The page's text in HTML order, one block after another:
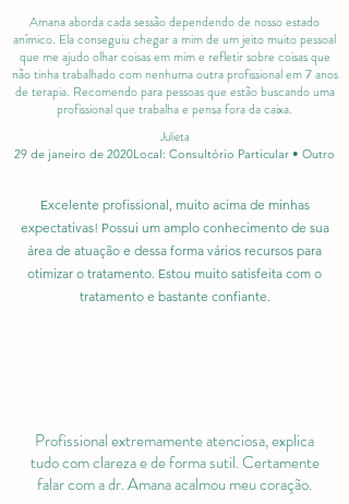
Amana aborda cada sessão dependendo de nosso estado
anímico. Ela conseguiu chegar a mim de um jeito muito pessoal
que me ajudo olhar coisas em mim e refletir sobre coisas que
não tinha trabalhado com nenhuma outra profissional em 7 anos
de terapia. Recomendo para pessoas que estão buscando uma
profissional que trabalha e pensa fora da caixa.
Julieta
29 de janeiro de 2020Local: Consultório Particular • Outro
Excelente profissional, muito acima de minhas
expectativas! Possui um amplo conhecimento de sua
área de atuação e dessa forma vários recursos para
otimizar o tratamento. Estou muito satisfeita com o
tratamento e bastante confiante.
Profissional extremamente atenciosa, explica
tudo com clareza e de forma sutil. Certamente
falar com a dr. Amana acalmou meu coração.